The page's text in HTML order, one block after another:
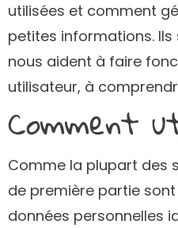
utilisées et comment
petites informations.
nous aident à faire
utilisateur, à
Comment
Comme la plupart des
de première partie
données personnelles